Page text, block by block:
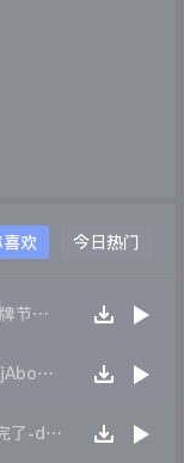
喜欢 今日热门
【沈风串烧】DJ大宝-全中文CLUB金牌节奏老牌DJ一人一首成名曲MUSIC慢摇大碟
【沈风串烧】沈阳DJ阿博ExcellentDjAbo博式曲风动感光波13
明天祝djasan工作顺利一路顺风干就完了-djasan